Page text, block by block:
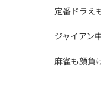
定番ドラえ
ジャイアン
麻雀も顔負